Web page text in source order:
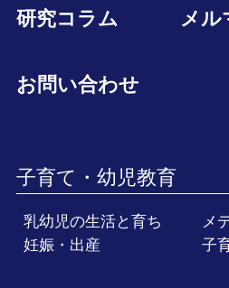
研究コラム メル
お問い合わせ
子育て・幼児教育
乳幼児の生活と育ち
メ
妊娠・出産
子